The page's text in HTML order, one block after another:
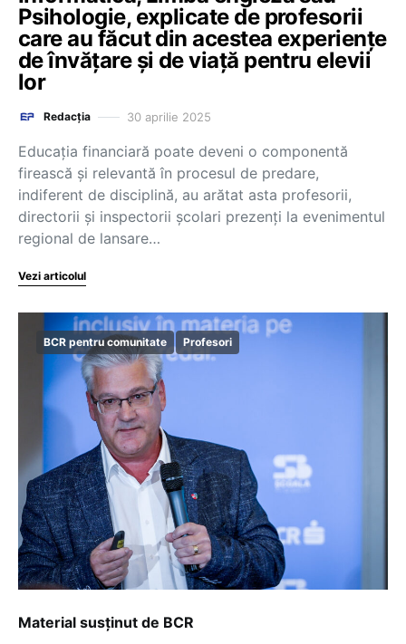
Psihologie, explicate de profesorii
care au făcut din acestea experiențe
de învățare și de viață pentru elevii
lor
Redacția 30 aprilie 2025
Educația financiară poate deveni o componentă
firească și relevantă în procesul de predare,
indiferent de disciplină, au arătat asta profesorii,
directorii și inspectorii școlari prezenți la evenimentul
regional de lansare…
Vezi articolul
BCR pentru comunitate Profesori
Material susținut de BCR